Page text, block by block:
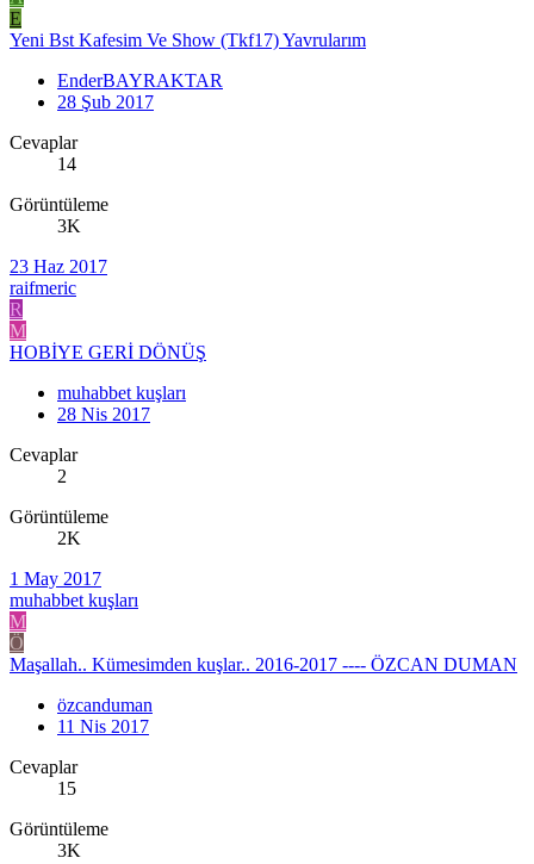
E
Yeni Bst Kafesim Ve Show (Tkf17) Yavrularım
EnderBAYRAKTAR
28 Şub 2017
Cevaplar
14
Görüntüleme
3K
23 Haz 2017
raifmeric
R
M
HOBİYE GERİ DÖNÜŞ
muhabbet kuşları
28 Nis 2017
Cevaplar
2
Görüntüleme
2K
1 May 2017
muhabbet kuşları
M
Ö
Maşallah.. Kümesimden kuşlar.. 2016-2017 ---- ÖZCAN DUMAN
özcanduman
11 Nis 2017
Cevaplar
15
Görüntüleme
3K